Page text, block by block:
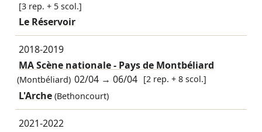
[3 rep. + 5 scol.]
Le Réservoir
2018-2019
MA Scène nationale - Pays de Montbéliard
(Montbéliard) 02/04 →06/04 [2 rep. + 8 scol.]
L'Arche (Bethoncourt)
2021-2022